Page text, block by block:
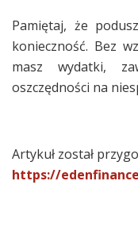
Pamiętaj, że
konieczność. Bez
masz wydatki,
oszczędności na
Artykuł został
https://